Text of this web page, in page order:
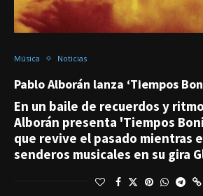
Música Noticias
Pablo Alborán lanza ‘Tiempos
En un baile de recuerdos y
Alborán presenta 'Tiempos
que revive el pasado mientras
senderos musicales en su gira